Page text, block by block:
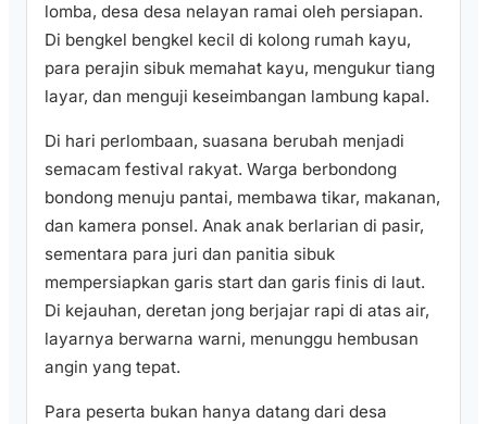
lomba, desa desa nelayan ramai oleh persiapan.
Di bengkel bengkel kecil di kolong rumah kayu,
para perajin sibuk memahat kayu, mengukur tiang
layar, dan menguji keseimbangan lambung kapal.
Di hari perlombaan, suasana berubah menjadi
semacam festival rakyat. Warga berbondong
bondong menuju pantai, membawa tikar, makanan,
dan kamera ponsel. Anak anak berlarian di pasir,
sementara para juri dan panitia sibuk
mempersiapkan garis start dan garis finis di laut.
Di kejauhan, deretan jong berjajar rapi di atas air,
layarnya berwarna warni, menunggu hembusan
angin yang tepat.
Para peserta bukan hanya datang dari desa